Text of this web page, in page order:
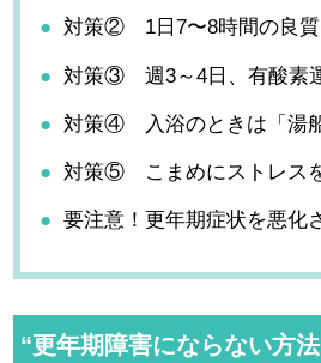
対策② 1日7〜8時間の良質
対策③ 週3～4日、有酸素
対策④ 入浴のときは「湯
対策⑤ こまめにストレス
要注意！更年期症状を悪化
“更年期障害にならない方